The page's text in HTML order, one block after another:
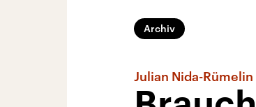
Archiv
Julian Nida-